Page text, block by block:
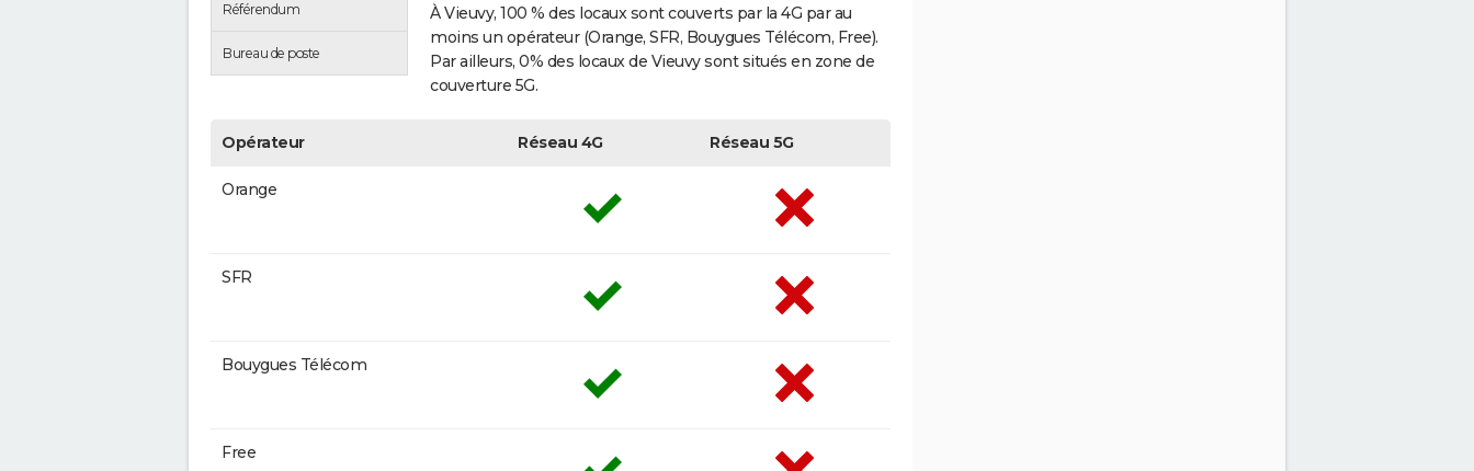
Référendum
Bureau de poste
À Vieuvy, 100 % des locaux sont couverts par la 4G par au
moins un opérateur (Orange, SFR, Bouygues Télécom, Free).
Par ailleurs, 0% des locaux de Vieuvy sont situés en zone de
couverture 5G.
Opérateur Réseau 4G Réseau 5G
Orange
SFR
Bouygues Télécom
Free